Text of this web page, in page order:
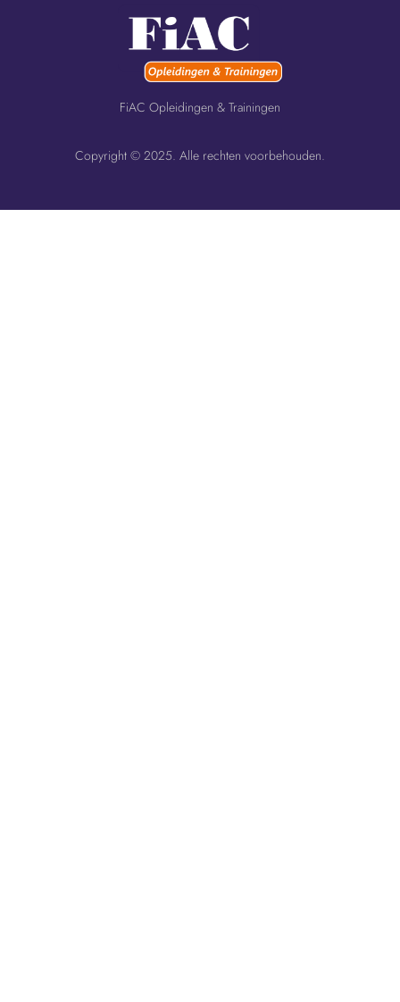
FiAC Opleidingen & Trainingen
Copyright © 2025. Alle rechten voorbehouden.